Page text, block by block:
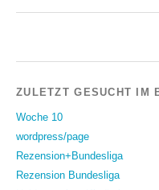
ZULETZT GESUCHT IM
Woche 10
wordpress/page
Rezension+Bundesliga
Rezension Bundesliga